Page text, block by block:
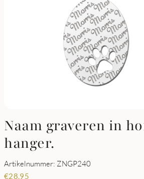
Naam graveren in
hanger.
Artikelnummer: ZNGP240
€28,95